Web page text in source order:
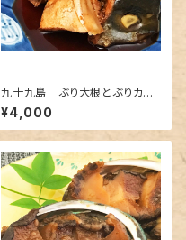
九十九島 ぶり大根とぶりカマ
塩焼き
¥4,000